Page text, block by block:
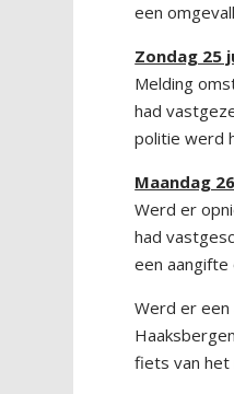
een
Zondag 25
Melding
had
politie werd
Maandag
Werd er
had
een aangifte
Werd er
fiets van het